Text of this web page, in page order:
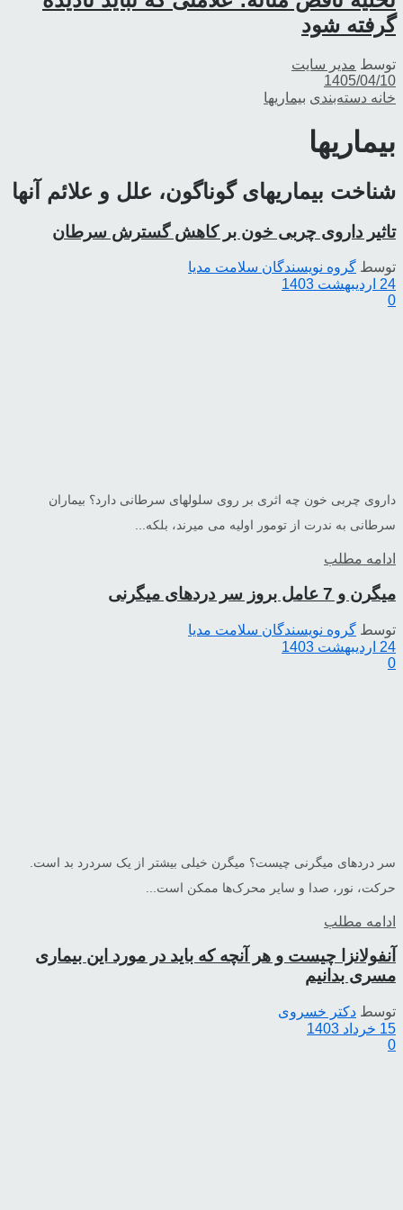
گرفته شود
توسط مدیر سایت
1405/04/10
خانه دسته‌بندی بیماریها
بیماریها
شناخت بیماریهای گوناگون، علل و علائم آنها
تاثیر داروی چربی خون بر کاهش گسترش سرطان
توسط گروه نویسندگان سلامت مدیا
24 اردیبهشت 1403
0
داروی چربی خون چه اثری بر روی سلولهای سرطانی دارد؟ بیماران
سرطانی به ندرت از تومور اولیه می میرند، بلکه...
ادامه مطلب
میگرن و 7 عامل بروز سر دردهای میگرنی
توسط گروه نویسندگان سلامت مدیا
24 اردیبهشت 1403
0
سر دردهای میگرنی چیست؟ میگرن خیلی بیشتر از یک سردرد بد است.
حرکت، نور، صدا و سایر محرک‌ها ممکن است...
ادامه مطلب
آنفولانزا چیست و هر آنچه که باید در مورد این بیماری
مسری بدانیم
توسط دکتر خسروی
15 خرداد 1403
0